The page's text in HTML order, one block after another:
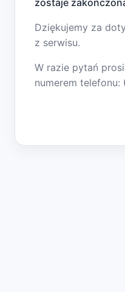
Dziękujemy za
z serwisu.
W razie pytań
numerem telefonu: